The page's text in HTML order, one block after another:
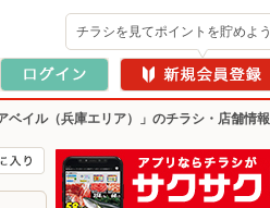
チラシを見てポイントを貯めよう
ベイル（兵庫エリア）」のチラシ・店舗情報